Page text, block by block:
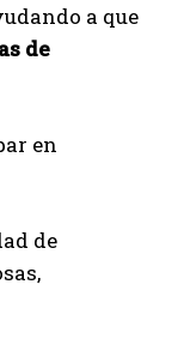
a que
de
en
de